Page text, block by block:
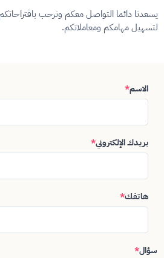
يسعدنا دائما التواصل معكم ونرحب
لتسهيل مهامكم ومعاملاتكم.
الاسم*
بريدك الإلكتروني*
هاتفك*
سؤال*